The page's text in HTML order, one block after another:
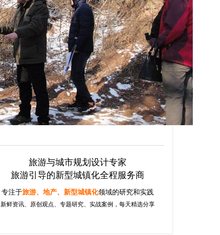
旅游与城市规划设计专家
旅游引导的新型城镇化全程服务商
专注于旅游、地产、新型城镇化领域的研究和实践
新鲜资讯、原创观点、专题研究、实战案例，每天精选分享